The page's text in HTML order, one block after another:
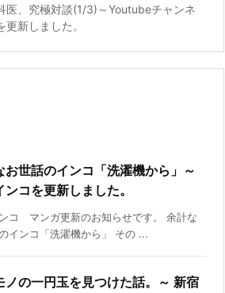
医、究極対談(1/3)～Youtubeチャンネ
更新しました。
お世話のインコ「洗濯機から」～
ンコを更新しました。
コ マンガ更新のお知らせです。 余計な
インコ「洗濯機から」 その ...
ノの一円玉を見つけた話。～ 新宿